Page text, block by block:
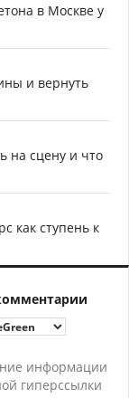
в Москве у
и вернуть
на сцену и что
как ступень к
информации
гиперссылки